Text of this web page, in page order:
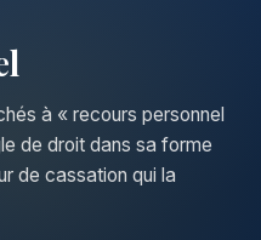
à « recours personnel
de droit dans sa forme
de cassation qui la